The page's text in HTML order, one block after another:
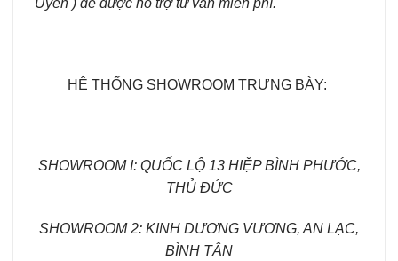
Uyên ) để được hỗ trợ tư vấn miễn phí.
HỆ THỐNG SHOWROOM TRƯNG BÀY:
SHOWROOM I: QUỐC LỘ 13 HIỆP BÌNH PHƯỚC,
THỦ ĐỨC
SHOWROOM 2: KINH DƯƠNG VƯƠNG, AN LẠC,
BÌNH TÂN